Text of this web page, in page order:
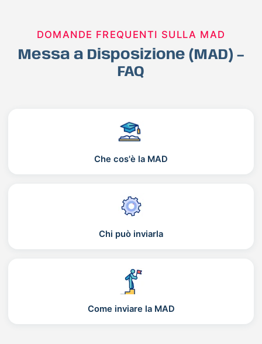
DOMANDE FREQUENTI SULLA MAD
Messa a Disposizione (MAD) –
FAQ
Che cos'è la MAD
Chi può inviarla
Come inviare la MAD